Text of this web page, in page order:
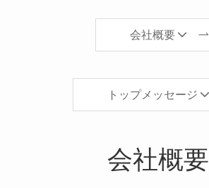
会社概要
トップメッセージ
会社概要